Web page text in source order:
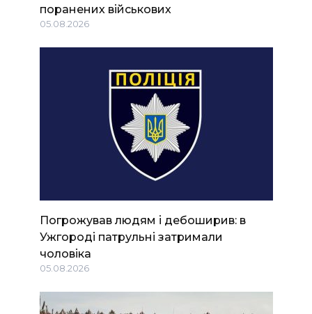
поранених військових
05.08.2026
Погрожував людям і дебоширив: в
Ужгороді патрульні затримали
чоловіка
05.08.2026